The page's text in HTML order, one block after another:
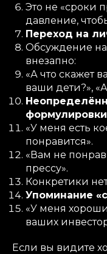
Это не «сроки
давление,
Переход на
Обсуждение
внезапно:
«А что скажет
ваши дети?»,
формулировки
«У меня есть
понравится».
«Вам не
прессу».
Конкретики
Упоминание
«У меня
ваших
Если вы видите